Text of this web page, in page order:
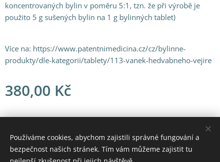
koncentrovaných bylin v poměru 5:1, tzn. že při výrobě je
použito 5 g sušených bylin na 1 g bylinných tablet)
Více na: https://www.patentnimedicina.cz/cz/bylinne-
produkty/dle-kategorii/tablety/113-vanek-hedvabneho-vejire
380,00 Kč
© 2021 Všechna práva vyhrazena
Vytvořeno službouWebnode Cookies
Používáme cookies, abychom zajistili správné fungování a
bezpečnost našich stránek. Tím vám můžeme zajistit tu